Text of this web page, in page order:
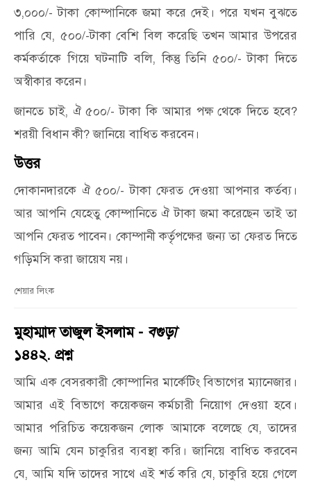
৩,০০০/- টাকা কোম্পানিকে জমা করে দেই। পরে যখন বুঝতে
পারি যে, ৫০০/-টাকা বেশি বিল করেছি তখন আমার উপরের
কর্মকর্তাকে গিয়ে ঘটনাটি বলি, কিন্তু তিনি ৫০০/- টাকা দিতে
অস্বীকার করেন।
জানতে চাই, ঐ ৫০০/- টাকা কি আমার পক্ষ থেকে দিতে হবে?
শরয়ী বিধান কী? জানিয়ে বাধিত করবেন।
উত্তর
দোকানদারকে ঐ ৫০০/- টাকা ফেরত দেওয়া আপনার কর্তব্য।
আর আপনি যেহেতু কোম্পানিতে ঐ টাকা জমা করেছেন তাই তা
আপনি ফেরত পাবেন। কোম্পানী কর্তৃপক্ষের জন্য তা ফেরত দিতে
গড়িমসি করা জায়েয নয়।
শেয়ার লিংক
মুহাম্মাদ তাজুল ইসলাম - বগুড়া
১৪৪২. প্রশ্ন
আমি এক বেসরকারী কোম্পানির মার্কেটিং বিভাগের ম্যানেজার।
আমার এই বিভাগে কয়েকজন কর্মচারী নিয়োগ দেওয়া হবে।
আমার পরিচিত কয়েকজন লোক আমাকে বলেছে যে, তাদের
জন্য আমি যেন চাকুরির ব্যবস্থা করি। জানিয়ে বাধিত করবেন
যে, আমি যদি তাদের সাথে এই শর্ত করি যে, চাকুরি হয়ে গেলে